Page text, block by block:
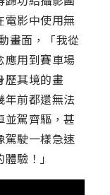
電影中使用無
畫面，「我從
應用到賽車場
歷其境的畫
年前都還無法
並駕齊驅，甚
駕駛一樣急速
驗！」